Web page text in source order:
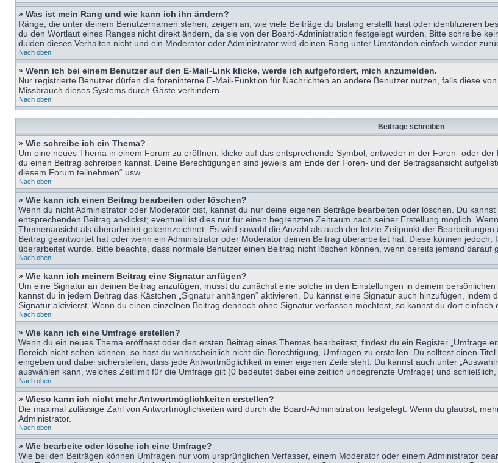
» Was ist mein Rang und wie kann ich ihn ändern?
Ränge, die unter deinem Benutzernamen stehen, zeigen an, wie viele Beiträge du bislang erstellt hast oder identifizieren
du den Wortlaut eines Ranges nicht direkt ändern, da sie von der Board-Administration festgelegt wurden. Bitte schreibe
dulden dieses Verhalten nicht und ein Moderator oder Administrator wird deinen Rang unter Umständen einfach wieder
Nach oben
» Wenn ich bei einem Benutzer auf den E-Mail-Link klicke, werde ich aufgefordert, mich anzumelden.
Nur registrierte Benutzer dürfen die foreninterne E-Mail-Funktion für Nachrichten an andere Benutzer nutzen, falls diese
Missbrauch dieses Systems durch Gäste verhindern.
Nach oben
Beiträge schreiben
» Wie schreibe ich ein Thema?
Um eine neues Thema in einem Forum zu eröffnen, klicke auf das entsprechende Symbol, entweder in der Foren- oder
du einen Beitrag schreiben kannst. Deine Berechtigungen sind jeweils am Ende der Foren- und der Beitragsansicht
diesem Forum teilnehmen“ usw.
Nach oben
» Wie kann ich einen Beitrag bearbeiten oder löschen?
Wenn du nicht Administrator oder Moderator bist, kannst du nur deine eigenen Beiträge bearbeiten oder löschen. Du
entsprechenden Beitrag anklickst; eventuell ist dies nur für einen begrenzten Zeitraum nach seiner Erstellung möglich.
Themenansicht als überarbeitet gekennzeichnet. Es wird sowohl die Anzahl als auch der letzte Zeitpunkt der
Beitrag geantwortet hat oder wenn ein Administrator oder Moderator deinen Beitrag überarbeitet hat. Diese können
überarbeitet wurde. Bitte beachte, dass normale Benutzer einen Beitrag nicht löschen können, wenn bereits jemand darauf
Nach oben
» Wie kann ich meinem Beitrag eine Signatur anfügen?
Um eine Signatur an deinen Beitrag anzufügen, musst du zunächst eine solche in den Einstellungen in deinem
kannst du in jedem Beitrag das Kästchen „Signatur anhängen“ aktivieren. Du kannst eine Signatur auch hinzufügen,
Signatur aktivierst. Wenn du einen einzelnen Beitrag dennoch ohne Signatur verfassen möchtest, so kannst du dort einfach
Nach oben
» Wie kann ich eine Umfrage erstellen?
Wenn du ein neues Thema eröffnest oder den ersten Beitrag eines Themas bearbeitest, findest du ein Register „Umfrage
Bereich nicht sehen können, so hast du wahrscheinlich nicht die Berechtigung, Umfragen zu erstellen. Du solltest einen
eingeben und dabei sicherstellen, dass jede Antwortmöglichkeit in einer eigenen Zeile steht. Du kannst auch unter
auswählen kann, welches Zeitlimit für die Umfrage gilt (0 bedeutet dabei eine zeitlich unbegrenzte Umfrage) und
Nach oben
» Wieso kann ich nicht mehr Antwortmöglichkeiten erstellen?
Die maximal zulässige Zahl von Antwortmöglichkeiten wird durch die Board-Administration festgelegt. Wenn du glaubst,
Administrator.
Nach oben
» Wie bearbeite oder lösche ich eine Umfrage?
Wie bei den Beiträgen können Umfragen nur vom ursprünglichen Verfasser, einem Moderator oder einem Administrator